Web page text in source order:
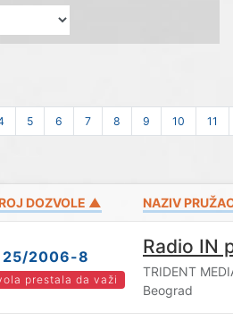
5 6 7 8 9 10 11
DOZVOLE ▲ NAZIV
25/2006-8
prestala da važi
Radio IN
TRIDENT
Beograd